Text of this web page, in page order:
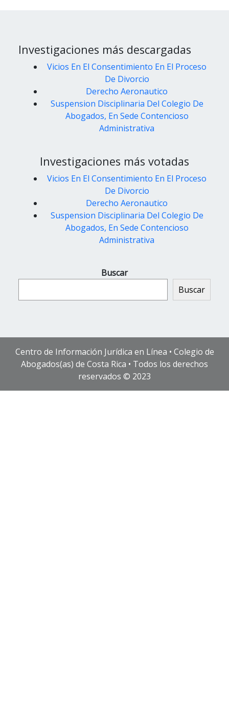
Investigaciones más descargadas
Vicios En El Consentimiento En El Proceso
De Divorcio
Derecho Aeronautico
Suspension Disciplinaria Del Colegio De
Abogados, En Sede Contencioso
Administrativa
Investigaciones más votadas
Vicios En El Consentimiento En El Proceso
De Divorcio
Derecho Aeronautico
Suspension Disciplinaria Del Colegio De
Abogados, En Sede Contencioso
Administrativa
Buscar
Buscar
Centro de Información Jurídica en Línea • Colegio de
Abogados(as) de Costa Rica • Todos los derechos
reservados © 2023